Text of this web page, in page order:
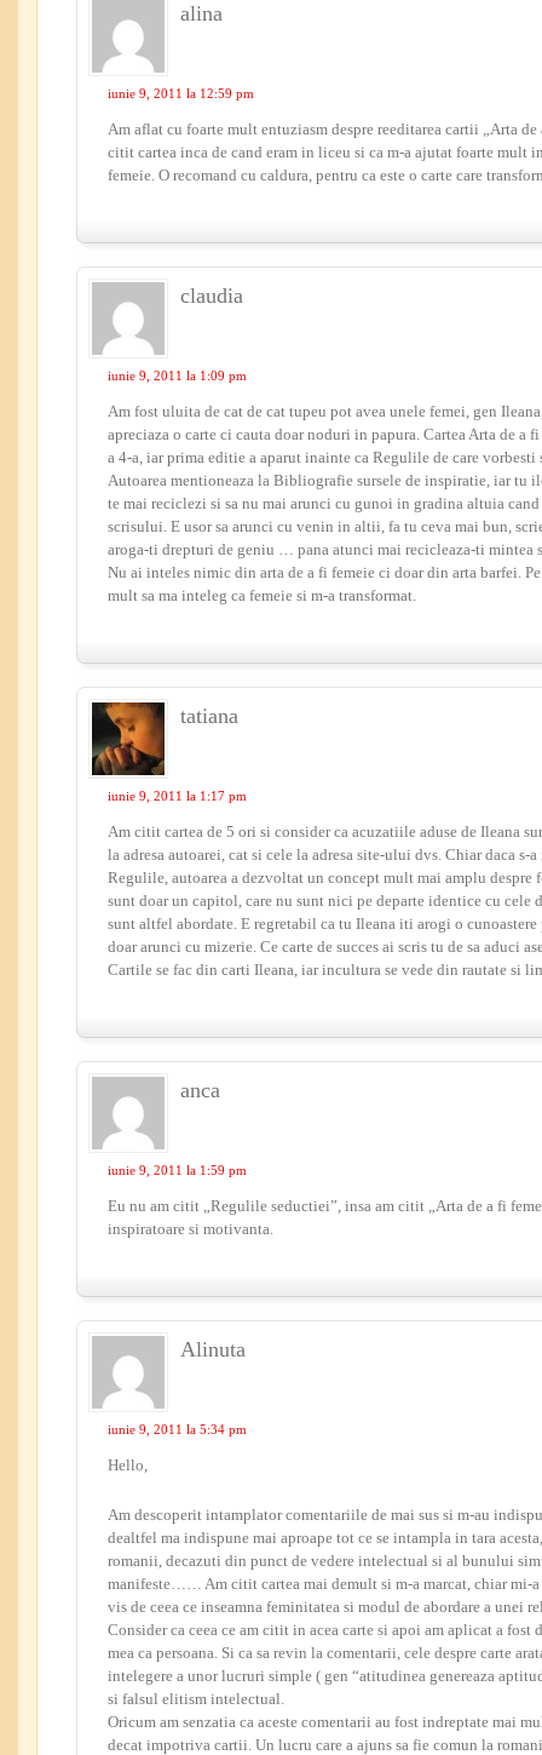
alina
iunie 9, 2011 la 12:59 pm
Am aflat cu foarte mult entuziasm despre reeditarea cartii „Arta de
citit cartea inca de cand eram in liceu si ca m-a ajutat foarte mult
femeie. O recomand cu caldura, pentru ca este o carte care
claudia
iunie 9, 2011 la 1:09 pm
Am fost uluita de cat de cat tupeu pot avea unele femei, gen
apreciaza o carte ci cauta doar noduri in papura. Cartea Arta de a
a 4-a, iar prima editie a aparut inainte ca Regulile de care
Autoarea mentioneaza la Bibliografie sursele de inspiratie, iar tu
te mai reciclezi si sa nu mai arunci cu gunoi in gradina altuia
scrisului. E usor sa arunci cu venin in altii, fa tu ceva mai bun,
aroga-ti drepturi de geniu … pana atunci mai recicleaza-ti mintea
Nu ai inteles nimic din arta de a fi femeie ci doar din arta barfei.
mult sa ma inteleg ca femeie si m-a transformat.
tatiana
iunie 9, 2011 la 1:17 pm
Am citit cartea de 5 ori si consider ca acuzatiile aduse de Ileana
la adresa autoarei, cat si cele la adresa site-ului dvs. Chiar daca s-
Regulile, autoarea a dezvoltat un concept mult mai amplu despre
sunt doar un capitol, care nu sunt nici pe departe identice cu cele
sunt altfel abordate. E regretabil ca tu Ileana iti arogi o cunoastere
doar arunci cu mizerie. Ce carte de succes ai scris tu de sa aduci
Cartile se fac din carti Ileana, iar incultura se vede din rautate si
anca
iunie 9, 2011 la 1:59 pm
Eu nu am citit „Regulile seductiei”, insa am citit „Arta de a fi
inspiratoare si motivanta.
Alinuta
iunie 9, 2011 la 5:34 pm
Hello,
Am descoperit intamplator comentariile de mai sus si m-au
dealtfel ma indispune mai aproape tot ce se intampla in tara
romanii, decazuti din punct de vedere intelectual si al bunului
manifeste…… Am citit cartea mai demult si m-a marcat, chiar mi-
vis de ceea ce inseamna feminitatea si modul de abordare a unei
Consider ca ceea ce am citit in acea carte si apoi am aplicat a fost
mea ca persoana. Si ca sa revin la comentarii, cele despre carte
intelegere a unor lucruri simple ( gen “atitudinea genereaza
si falsul elitism intelectual.
Oricum am senzatia ca aceste comentarii au fost indreptate mai
decat impotriva cartii. Un lucru care a ajuns sa fie comun la